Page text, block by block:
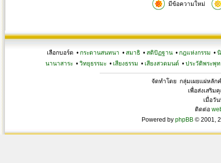
มีข้อความใหม่
เลือกบอร์ด • กระดานสนทนา • สมาธิ • สติปัฏฐาน • กฎแห่งกรรม •
นานาสาระ• วิทยุธรรมะ• เสียงธรรม • เสียงสวดมนต์ • ประวัติพระพุท
จัดทำโดย กลุ่มเผยแผ่หลัก
เพื่อส่งเสริม
เมื่อวั
ติดต่อ
Powered by phpBB © 2001,